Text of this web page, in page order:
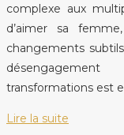
complexe aux
d’aimer sa
changements
transformations est
Lire la suite